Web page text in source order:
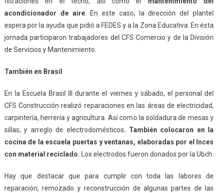
acondicionador de aire. En este caso, la dirección del plantel
espera por la ayuda que pidió a FEDES y a la Zona Educativa. En ésta
jornada participaron trabajadores del CFS Comercio y de la División
de Servicios y Mantenimiento.
También en Brasil
En la Escuela Brasil III durante el viernes y sábado, el personal del
CFS Construcción realizó reparaciones en las áreas de electricidad,
carpintería, herrería y agricultura. Así como la soldadura de mesas y
sillas, y arreglo de electrodomésticos. También colocaron en la
cocina de la escuela puertas y ventanas, elaboradas por el Inces
con material reciclado. Los electrodos fueron donados por la Ubch.
Hay que destacar que para cumplir con toda las labores de
reparación, remozado y reconstrucción de algunas partes de las